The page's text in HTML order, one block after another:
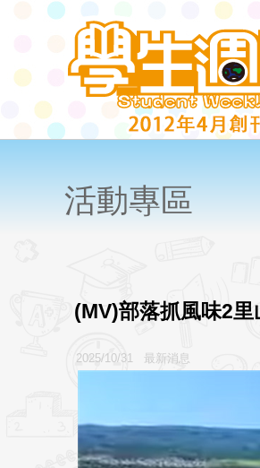
活動專區
(MV)部落抓風味2
2025/10/31 最新消息